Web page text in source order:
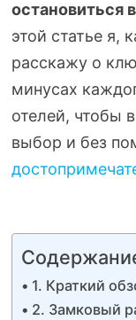
остановиться
этой статье я,
расскажу о
минусах
отелей, чтобы
выбор и без
1. Краткий
2. Замковый